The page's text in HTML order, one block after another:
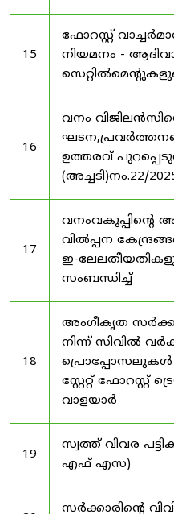
15
ഫോറസ്റ്റ്
നിയമനം -
16
വനം
ഉത്തരവ്
(അച്ചടി)നം.22/
17
വനംവകുപ്പിന്റെ
വിൽപ്പന
ഇ-
സംബന്ധിച്ച്
18
അംഗീകൃത
നിന്ന് സിവിൽ
പ്രൊപ്പോസലുകൾ
സ്റ്റേറ്റ് ഫോറസ്റ്റ്
വാളയാർ
19
സ്വത്ത് വിവര
എഫ് എസ)
സർക്കാരിന്റെ